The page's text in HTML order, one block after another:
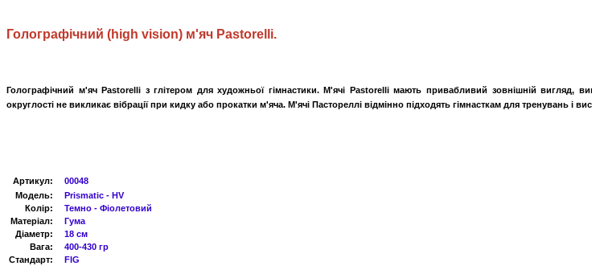
Голографічний (high vision) м'яч Pastorelli.
Голографічний м'яч Pastorelli з глітером для художньої гімнастики. М'ячі Pastorelli мають привабливий зовнішній вигляд,
округлості не викликає вібрації при кидку або прокатки м'яча. М'ячі Пастореллі відмінно підходять гімнасткам для тренувань і
Артикул:
00048
Модель:
Prismatic - HV
Колір:
Темно - Фіолетовий
Матеріал:
Гума
Діаметр:
18 см
Вага:
400-430 гр
Стандарт:
FIG